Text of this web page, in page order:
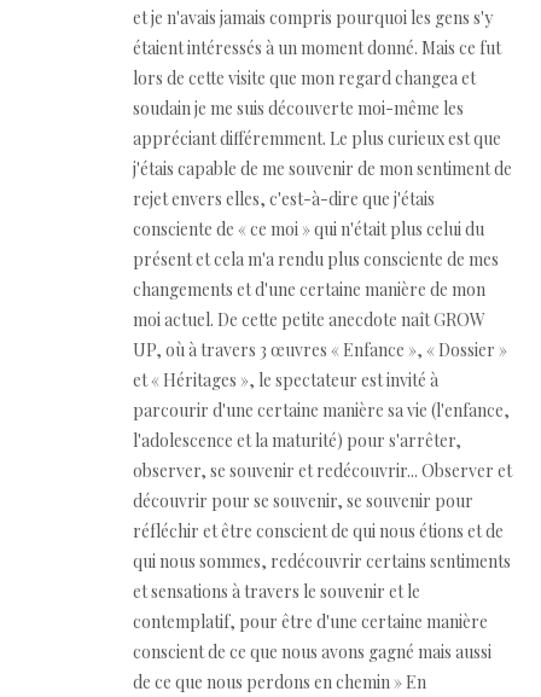
et je n'avais jamais compris pourquoi les gens s'y
étaient intéressés à un moment donné. Mais ce fut
lors de cette visite que mon regard changea et
soudain je me suis découverte moi-même les
appréciant différemment. Le plus curieux est que
j'étais capable de me souvenir de mon sentiment de
rejet envers elles, c'est-à-dire que j'étais
consciente de « ce moi » qui n'était plus celui du
présent et cela m'a rendu plus consciente de mes
changements et d'une certaine manière de mon
moi actuel. De cette petite anecdote naît GROW
UP, où à travers 3 œuvres « Enfance », « Dossier »
et « Héritages », le spectateur est invité à
parcourir d'une certaine manière sa vie (l'enfance,
l'adolescence et la maturité) pour s'arrêter,
observer, se souvenir et redécouvrir... Observer et
découvrir pour se souvenir, se souvenir pour
réfléchir et être conscient de qui nous étions et de
qui nous sommes, redécouvrir certains sentiments
et sensations à travers le souvenir et le
contemplatif, pour être d'une certaine manière
conscient de ce que nous avons gagné mais aussi
de ce que nous perdons en chemin » En